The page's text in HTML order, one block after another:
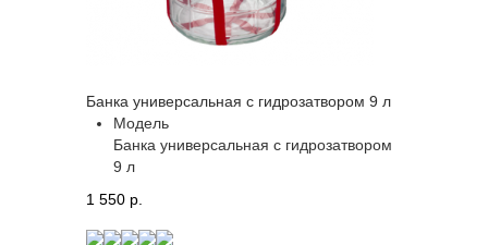
Банка универсальная с гидрозатвором 9 л
Модель
Банка универсальная с гидрозатвором
9 л
1 550 p.